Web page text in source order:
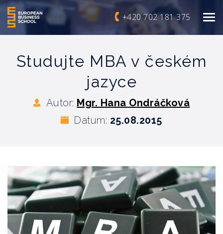
+420 702 181 375
Studujte MBA v českém
jazyce
Autor: Mgr. Hana Ondráčková
Datum: 25.08.2015